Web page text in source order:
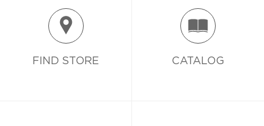
FIND STORE CATALOG